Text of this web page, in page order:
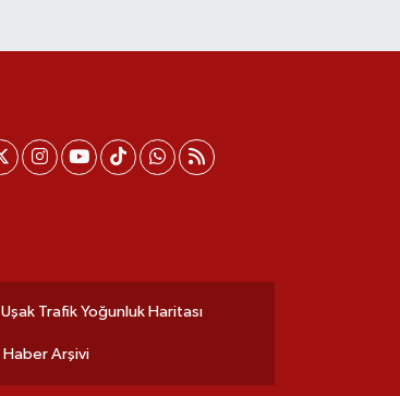
Uşak Trafik Yoğunluk Haritası
Haber Arşivi